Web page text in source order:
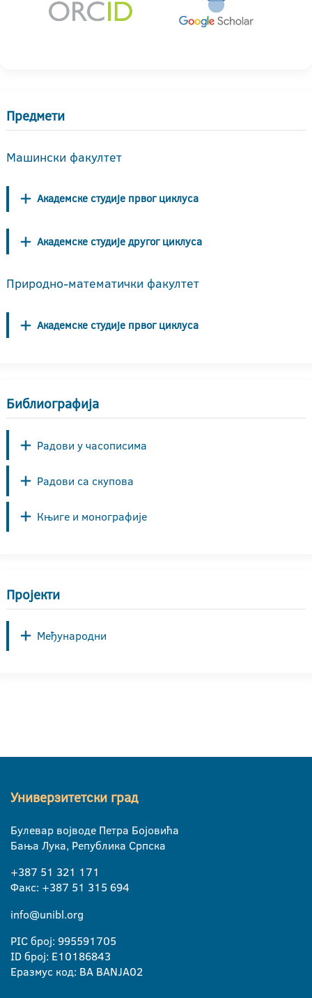
Предмети
Машински факултет
Академске студије првог циклуса
Академске студије другог циклуса
Природно-математички факултет
Академске студије првог циклуса
Библиографија
Радови у часописима
Радови са скупова
Књиге и монографије
Пројекти
Међународни
Универзитетски град
Булевар војводе Петра Бојовића
Бања Лука, Република Српска
+387 51 321 171
Факс: +387 51 315 694
info@unibl.org
PIC број: 995591705
ID број: E10186843
Еразмус код: BA BANJA02